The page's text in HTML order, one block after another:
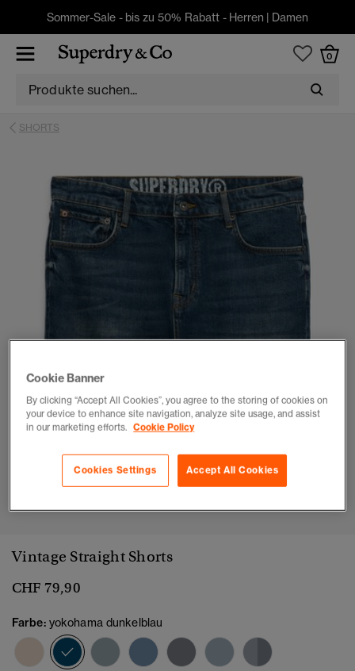
Sommer-Sale - bis zu 50% Rabatt - Herren | Damen
0
SHORTS
1 2 3 4 5 6 7 8
Vintage Straight Shorts
CHF 79,90
Farbe: yokohama dunkelblau
Ausgewählt
Cookie Banner
By clicking “Accept All Cookies”, you agree to the storing of cookies on
your device to enhance site navigation, analyze site usage, and assist
in our marketing efforts. Cookie Policy
Accept All Cookies
Cookies Settings